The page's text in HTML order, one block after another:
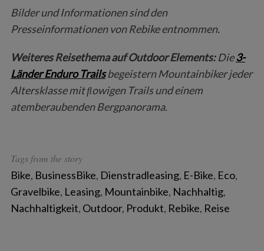
Bilder und Informationen sind den
Presseinformationenvon Rebikeentnommen.
Weiteres Reisethema auf Outdoor Elements:Die3-
Länder Enduro Trailsbegeistern Mountainbiker jeder
Altersklasse mit ﬂowigen Trails und einem
atemberaubenden Bergpanorama.
Tags from the story
Bike, BusinessBike, Dienstradleasing, E-Bike, Eco,
Gravelbike, Leasing, Mountainbike, Nachhaltig,
Nachhaltigkeit, Outdoor, Produkt, Rebike, Reise
r
: